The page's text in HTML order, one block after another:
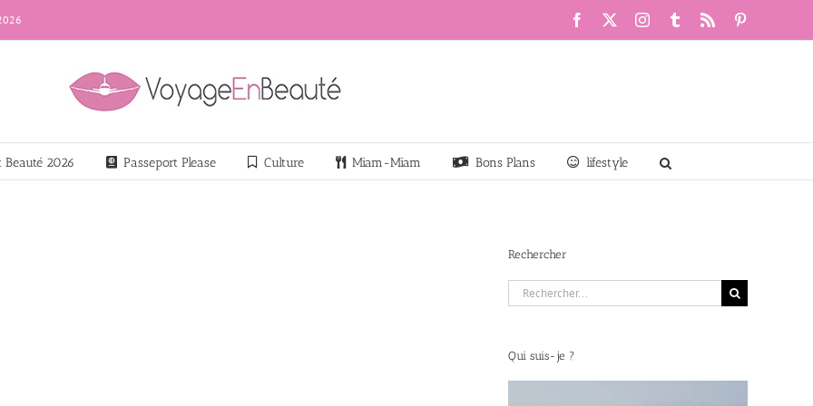
Facebook Instagram
Tumblr
Beauté 2026 Passeport Please Culture Miam-Miam Bons Plans lifestyle
Rechercher
Rechercher:
Qui suis-je ?